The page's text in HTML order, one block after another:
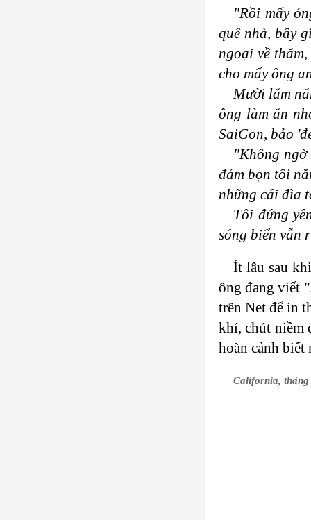
"Rồi mấy
quê nhà, bây
ngoại về
cho mấy ông
Mười lăm
ông làm ăn
SaiGon, bảo
"Không ngờ
đám bọn tôi
những cái đìa
Tôi đứng
sóng biển vẫn
Ít lâu sau
ông đang viết
trên Net để in
khí, chút niềm
hoàn cảnh
California, tháng